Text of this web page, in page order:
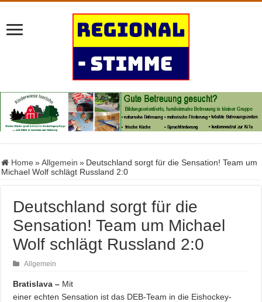
Home » Allgemein » Deutschland sorgt für die Sensation! Team um
Michael Wolf schlägt Russland 2:0
Deutschland sorgt für die
Sensation! Team um Michael
Wolf schlägt Russland 2:0
Allgemein
Bratislava – Mit
einer echten Sensation ist das DEB-Team in die Eishockey-